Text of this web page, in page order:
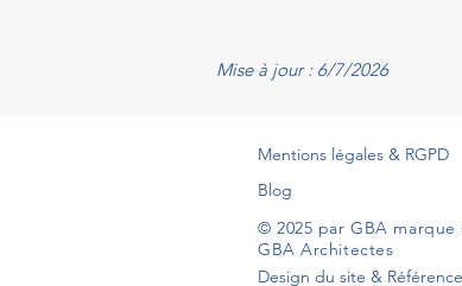
Mise à jour : 6/7/2026
Mentions légales & RGPD
Blog
© 2025 par GBA
GBA Architectes
Design du site &